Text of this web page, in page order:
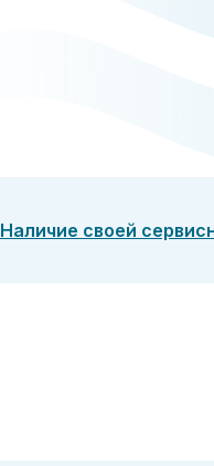
Наличие своей